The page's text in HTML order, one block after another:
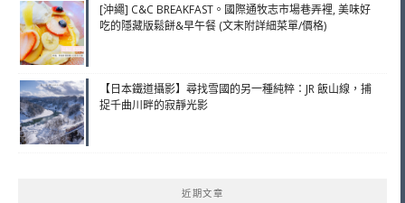
[沖繩] C&C BREAKFAST。國際通牧志市場巷弄裡, 美味好
吃的隱藏版鬆餅&早午餐 (文末附詳細菜單/價格)
【日本鐵道攝影】尋找雪國的另一種純粹：JR 飯山線，捕
捉千曲川畔的寂靜光影
近期文章